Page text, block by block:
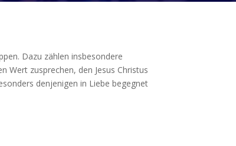
Dazu zählen insbesondere
Wert zusprechen, den Jesus Christus
denjenigen in Liebe begegnet